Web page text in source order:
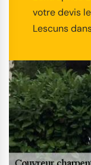
votre devis
Lescuns